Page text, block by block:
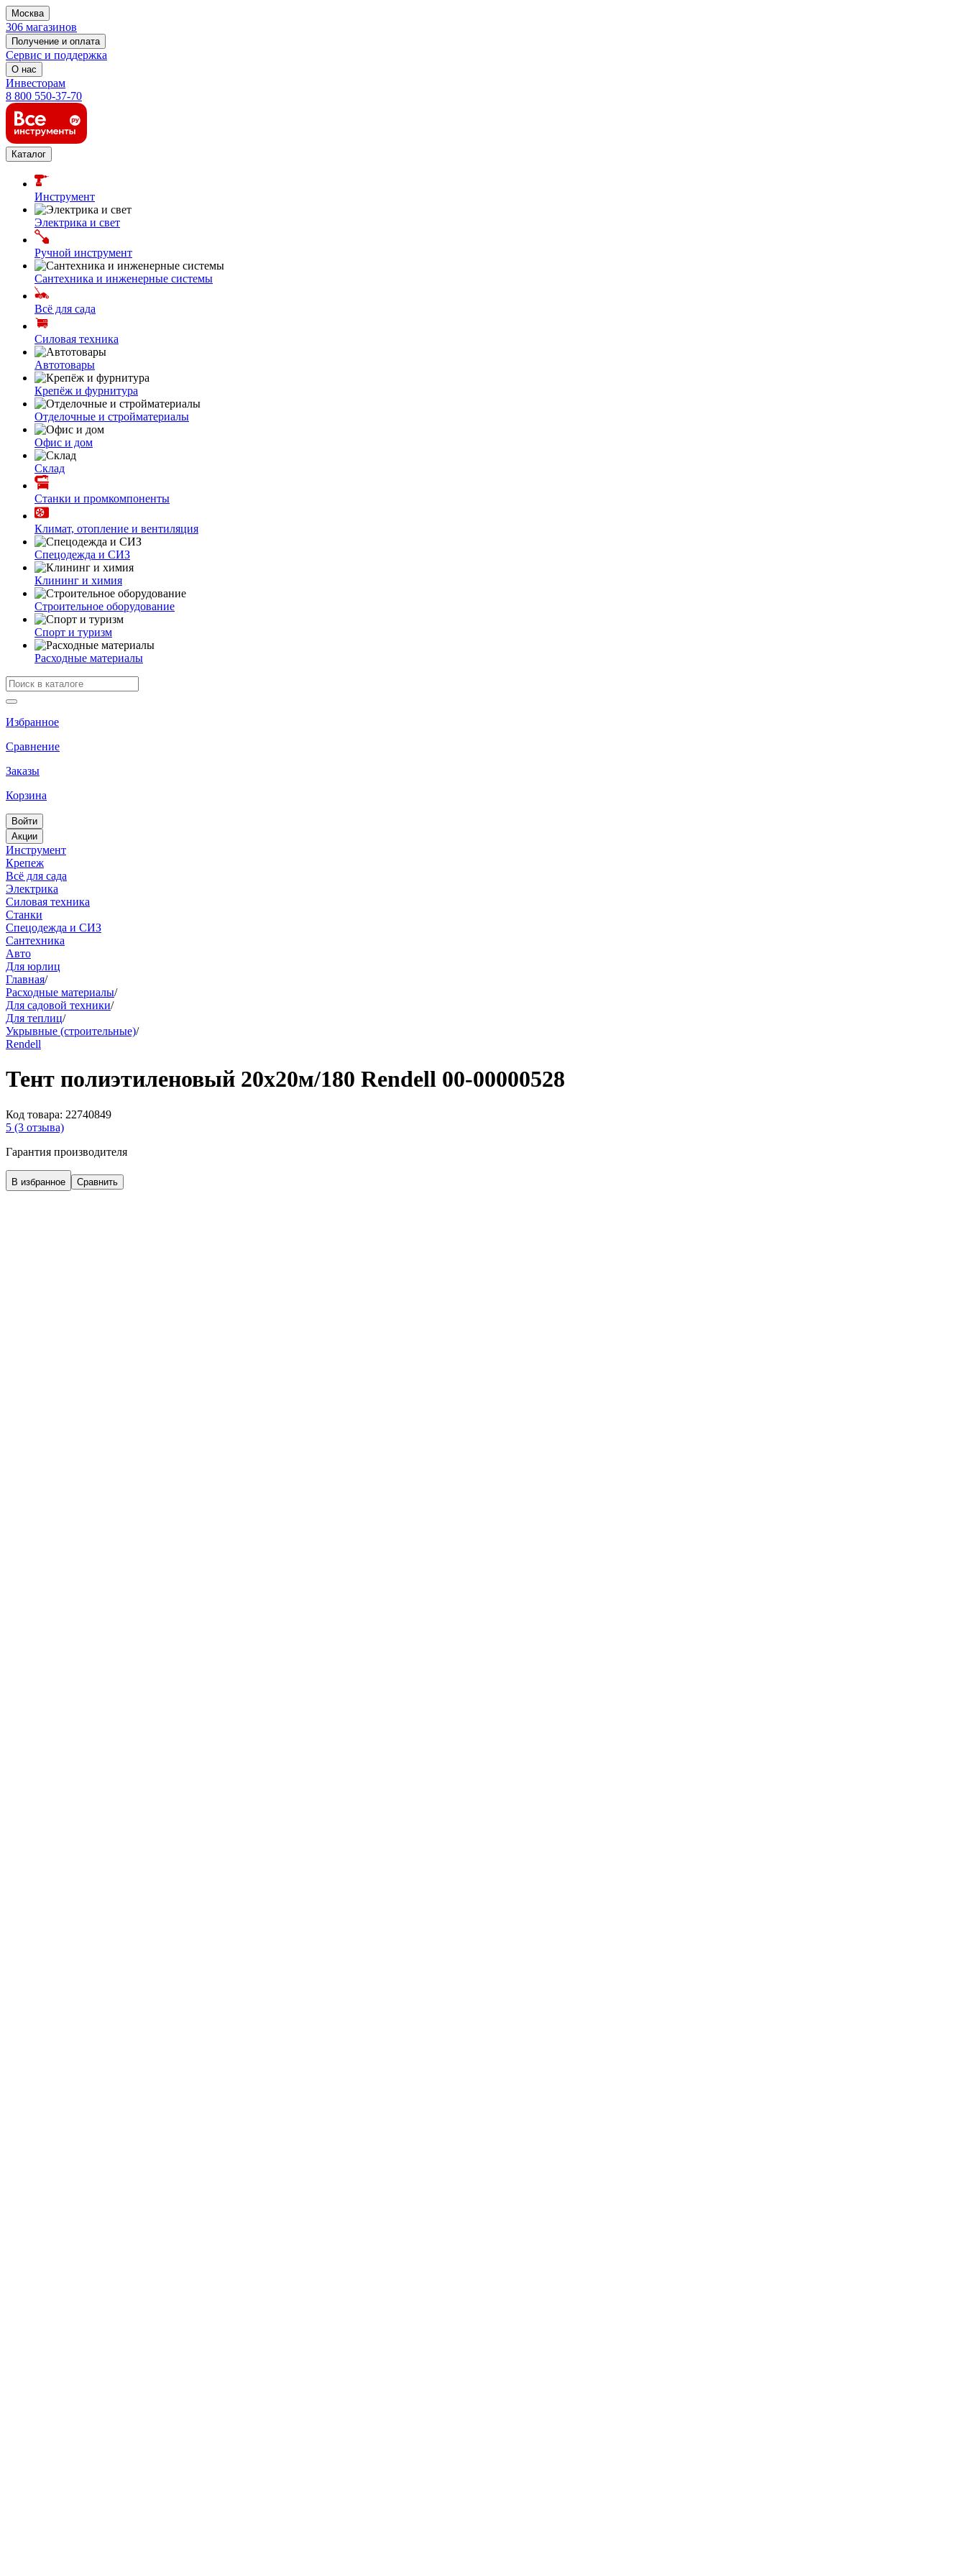
Москва
306 магазинов
Получение и оплата
Сервис и поддержка
О нас
Инвесторам
8 800 550-37-70
Каталог
Инструмент
Электрика и свет
Ручной инструмент
Сантехника и инженерные системы
Всё для сада
Силовая техника
Автотовары
Крепёж и фурнитура
Отделочные и стройматериалы
Офис и дом
Склад
Станки и промкомпоненты
Климат, отопление и вентиляция
Спецодежда и СИЗ
Клининг и химия
Строительное оборудование
Спорт и туризм
Расходные материалы
Избранное
Сравнение
Заказы
Корзина
Войти
Акции
Инструмент
Крепеж
Всё для сада
Электрика
Силовая техника
Станки
Спецодежда и СИЗ
Сантехника
Авто
Для юрлиц
Главная/
Расходные материалы/
Для садовой техники/
Для теплиц/
Укрывные (строительные)/
Rendell
Тент полиэтиленовый 20х20м/180 Rendell 00-00000528
Код товара: 22740849
5 (3 отзыва)
Гарантия производителя
В избранное Сравнить